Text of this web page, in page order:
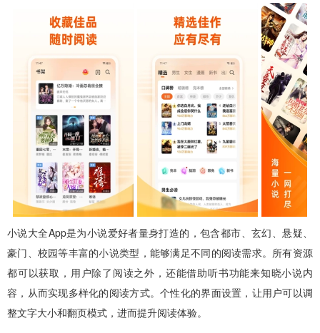
小说大全App是为小说爱好者量身打造的，包含都市、玄幻、悬疑、
豪门、校园等丰富的小说类型，能够满足不同的阅读需求。所有资源
都可以获取，用户除了阅读之外，还能借助听书功能来知晓小说内
容，从而实现多样化的阅读方式。个性化的界面设置，让用户可以调
整文字大小和翻页模式，进而提升阅读体验。